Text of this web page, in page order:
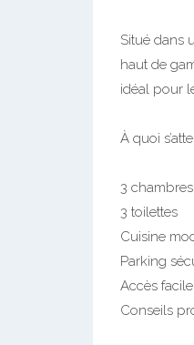
Situé dans
haut de
idéal pour
À quoi
3
3 toilettes
Cuisine
Parking
Accès
Conseils